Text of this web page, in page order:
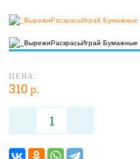
ЦЕНА:
310 р.